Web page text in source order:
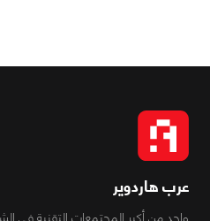
عرب هاردوير